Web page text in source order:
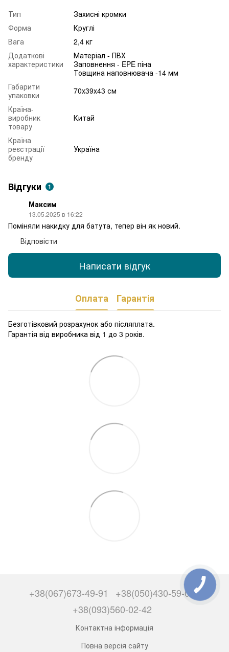
Тип
Захисні кромки
Форма
Круглі
Вага
2,4 кг
Додаткові
характеристики
Матеріал - ПВХ
Заповнення - EPE піна
Товщина наповнювача -14 мм
Габарити
упаковки
70х39х43 см
Країна-
виробник
товару
Китай
Країна
реєстрації
бренду
Україна
Відгуки 1
Максим
13.05.2025 в 16:22
Поміняли накидку для батута, тепер він як новий.
Відповісти
Написати відгук
Оплата Гарантія
Безготівковий розрахунок або післяплата.
Гарантія від виробника від 1 до 3 років.
+38(067)673-49-91
+38(050)430-59-00
+38(093)560-02-42
Контактна інформація
Повна версія сайту